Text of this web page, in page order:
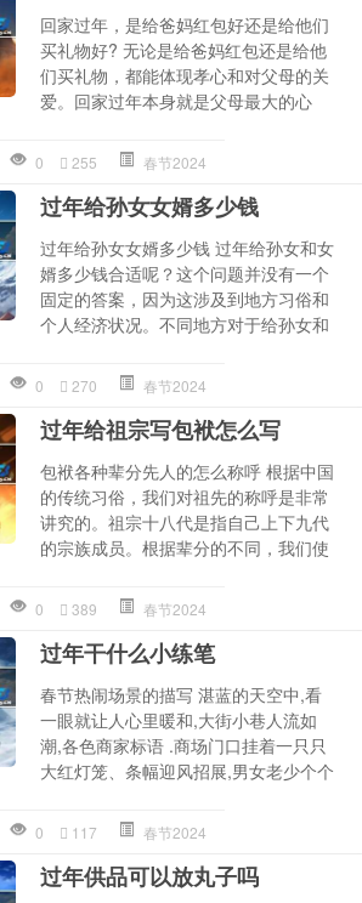
回家过年，是给爸妈红包好还是给他们
买礼物好? 无论是给爸妈红包还是给他
们买礼物，都能体现孝心和对父母的关
爱。回家过年本身就是父母最大的心
0 255 春节2024
过年给孙女女婿多少钱
过年给孙女女婿多少钱 过年给孙女和女
婿多少钱合适呢？这个问题并没有一个
固定的答案，因为这涉及到地方习俗和
个人经济状况。不同地方对于给孙女和
0 270 春节2024
过年给祖宗写包袱怎么写
包袱各种辈分先人的怎么称呼 根据中国
的传统习俗，我们对祖先的称呼是非常
讲究的。祖宗十八代是指自己上下九代
的宗族成员。根据辈分的不同，我们使
0 389 春节2024
过年干什么小练笔
春节热闹场景的描写 湛蓝的天空中,看
一眼就让人心里暖和,大街小巷人流如
潮,各色商家标语 .商场门口挂着一只只
大红灯笼、条幅迎风招展,男女老少个个
0 117 春节2024
过年供品可以放丸子吗